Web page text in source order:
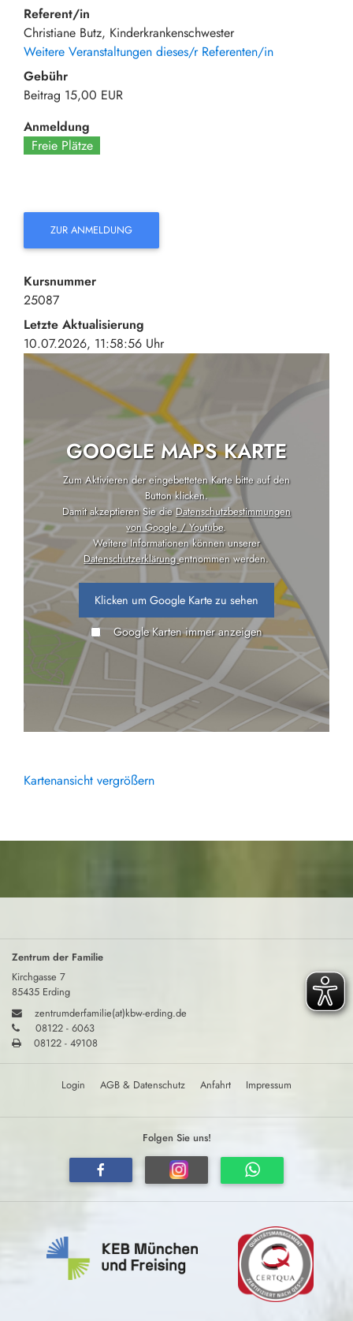
Referent/in
Christiane Butz, Kinderkrankenschwester
Weitere Veranstaltungen dieses/r Referenten/in
Gebühr
Beitrag 15,00 EUR
Anmeldung
Freie Plätze
ZUR ANMELDUNG
Kursnummer
25087
Letzte Aktualisierung
10.07.2026, 11:58:56 Uhr
GOOGLE MAPS KARTE
Zum Aktivieren der eingebetteten Karte bitte auf den
Button klicken.
Damit akzeptieren Sie dieDatenschutzbestimmungen
von Google / Youtube.
Weitere Informationen können unserer
Datenschutzerklärungentnommen werden.
Klicken um Google Karte zu sehen
Google Karten immer anzeigen
Kartenansicht vergrößern
Zentrum der Familie
Kirchgasse 7
85435 Erding
zentrumderfamilie(at)kbw-erding.de
08122 - 6063
08122 - 49108
Login AGB & Datenschutz Anfahrt Impressum
Folgen Sie uns!